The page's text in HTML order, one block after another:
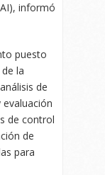
informó
puesto
la
de
de control
de
para